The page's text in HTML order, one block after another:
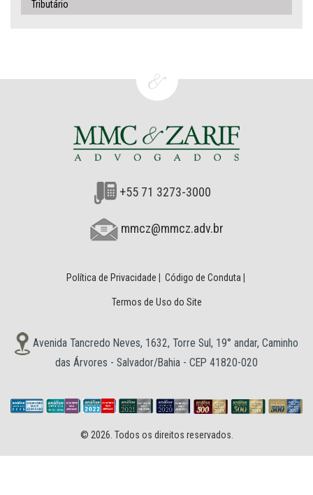
Tributário
+55 71 3273-3000
mmcz@mmcz.adv.br
Política de Privacidade Código de Conduta
Termos de Uso do Site
Avenida Tancredo Neves, 1632, Torre Sul, 19° andar, Caminho
das Árvores - Salvador/Bahia - CEP 41820-020
© 2026. Todos os direitos reservados.